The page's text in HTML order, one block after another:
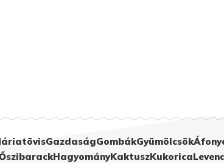
GazdaságGombákGyümölcsök
HagyományKaktuszKukorica